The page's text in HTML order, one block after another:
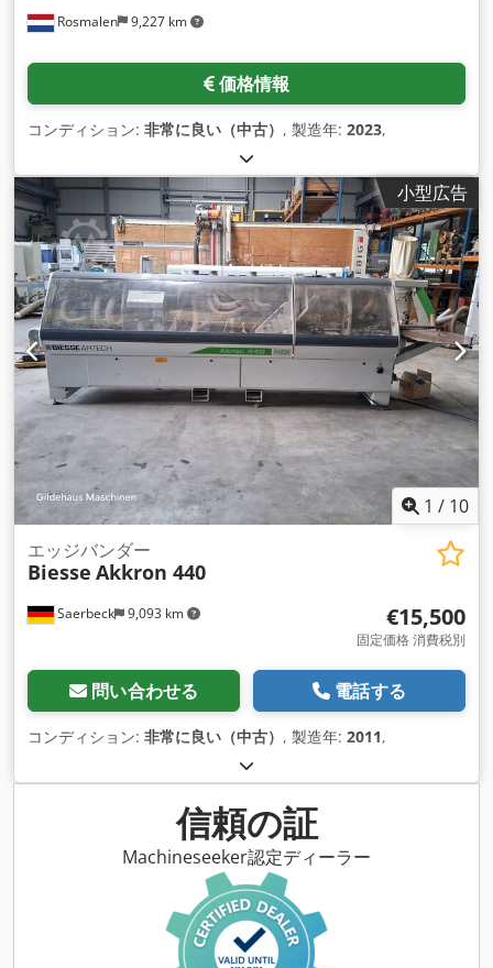
Rosmalen 9,227 km
価格情報
コンディション: 非常に良い（中古） , 製造年: 2023,
小型広告
1 / 10
Saerbeck 9,093 km
エッジバンダー
Biesse Akkron 440
€15,500
固定価格 消費税別
問い合わせる 電話する
コンディション: 非常に良い（中古） , 製造年: 2011,
信頼の証
Machineseeker認定ディーラー